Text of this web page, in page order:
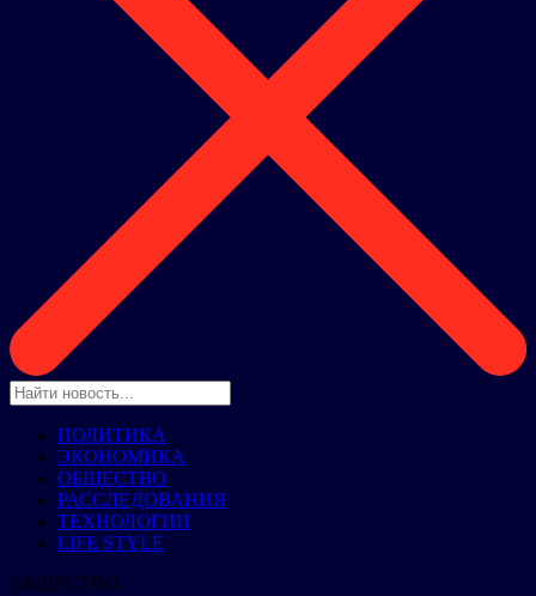
ПОЛИТИКА
ЭКОНОМИКА
ОБЩЕСТВО
РАССЛЕДОВАНИЯ
ТЕХНОЛОГИИ
LIFE STYLE
ОБЩЕСТВО